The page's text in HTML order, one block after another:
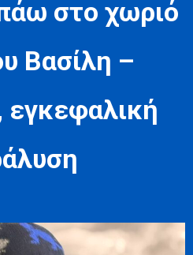
στο χωριό
Βασίλη –
εγκεφαλική